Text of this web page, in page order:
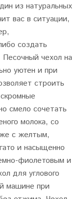
из натуральных
вас в ситуации,
создать
чехол на
уютен и при
строить
смело сочетать
молока, со
с желтым,
и насыщенно
фиолетовым и
для углового
машине при